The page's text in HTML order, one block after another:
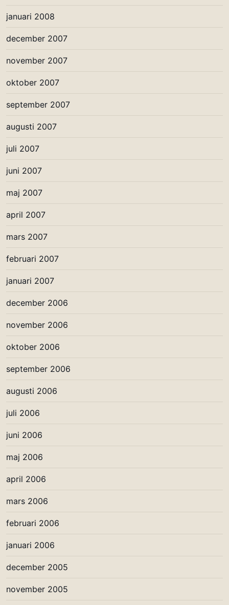
januari 2008
december 2007
november 2007
oktober 2007
september 2007
augusti 2007
juli 2007
juni 2007
maj 2007
april 2007
mars 2007
februari 2007
januari 2007
december 2006
november 2006
oktober 2006
september 2006
augusti 2006
juli 2006
juni 2006
maj 2006
april 2006
mars 2006
februari 2006
januari 2006
december 2005
november 2005